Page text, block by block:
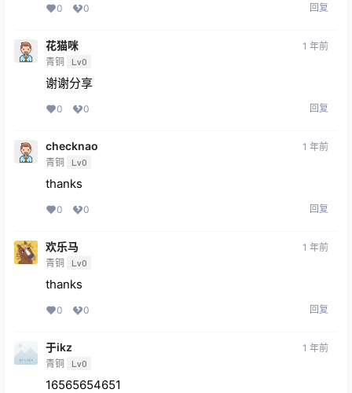
0 0 回复
花猫咪
青铜 Lv0
1 年前
谢谢分享
0 0 回复
checknao
青铜 Lv0
1 年前
thanks
0 0 回复
欢乐马
青铜 Lv0
1 年前
thanks
0 0 回复
于ikz
青铜 Lv0
1 年前
16565654651